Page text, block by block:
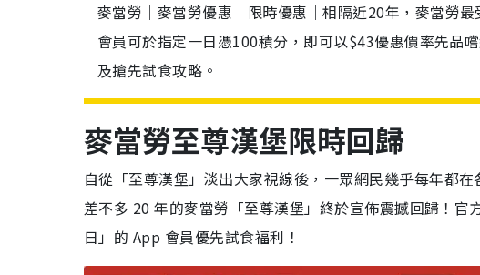
麥當勞｜麥當勞優惠｜限時優惠｜相隔近20年，麥當勞
會員可於指定一日憑100積分，即可以$43優惠價率先品
及搶先試食攻略。
麥當勞至尊漢堡限時回歸
自從「至尊漢堡」淡出大家視線後，一眾網民幾乎每年都
差不多 20 年的麥當勞「至尊漢堡」終於宣佈震撼回歸！
日」的 App 會員優先試食福利！